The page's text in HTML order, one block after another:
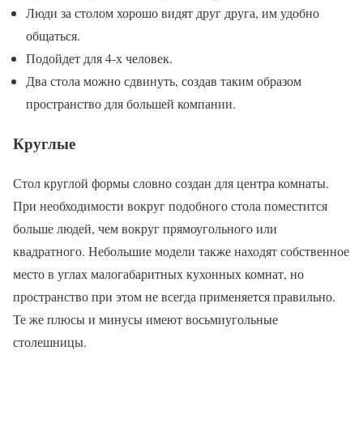
Люди за столом хорошо видят друг друга, им удобно
общаться.
Подойдет для 4-х человек.
Два стола можно сдвинуть, создав таким образом
пространство для большей компании.
Круглые
Стол круглой формы словно создан для центра комнаты.
При необходимости вокруг подобного стола поместится
больше людей, чем вокруг прямоугольного или
квадратного. Небольшие модели также находят собственное
место в углах малогабаритных кухонных комнат, но
пространство при этом не всегда применяется правильно.
Те же плюсы и минусы имеют восьмиугольные
столешницы.